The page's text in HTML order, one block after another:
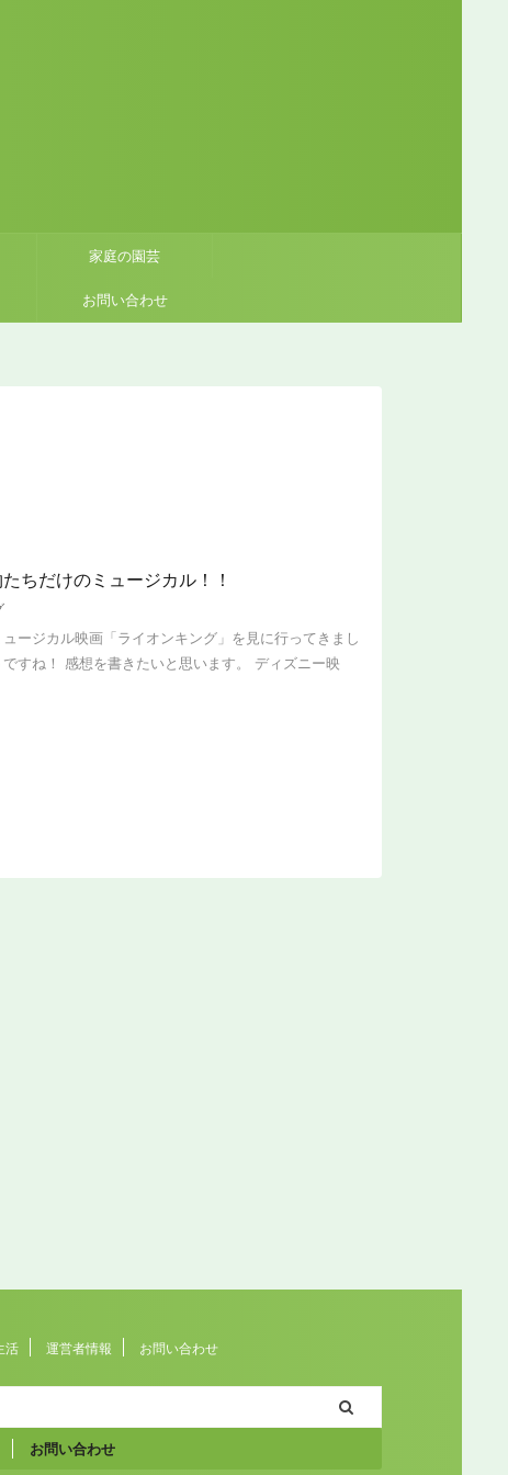
家庭の園芸
お問い合わせ
ちだけのミュージカル！！
ージカル映画「ライオンキング」を見に行ってきまし
すね！ 感想を書きたいと思います。 ディズニー映
活 運営者情報 お問い合わせ
お問い合わせ